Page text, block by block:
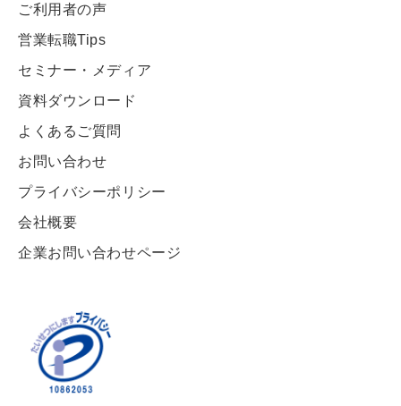
ご利用者の声
営業転職Tips
セミナー・メディア
資料ダウンロード
よくあるご質問
お問い合わせ
プライバシーポリシー
会社概要
企業お問い合わせページ